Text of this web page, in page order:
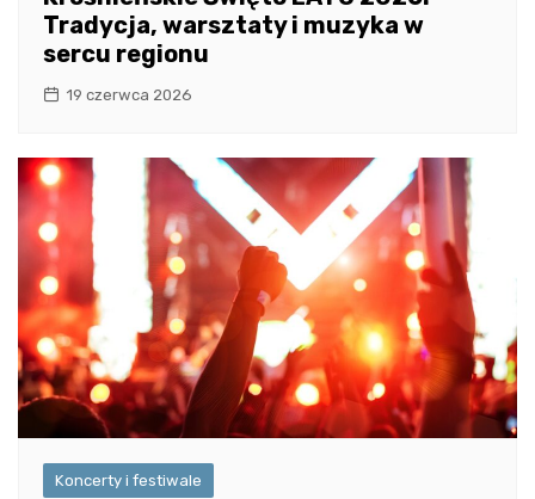
Tradycja, warsztaty i muzyka w
sercu regionu
19 czerwca 2026
Koncerty i festiwale